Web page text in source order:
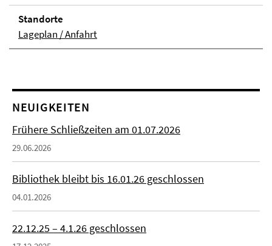
Stand­orte
Lageplan / Anfahrt
NEUIGKEITEN
Frühere Schließzeiten am 01.07.2026
29.06.2026
Bibliothek bleibt bis 16.01.26 geschlossen
04.01.2026
22.12.25 – 4.1.26 geschlossen